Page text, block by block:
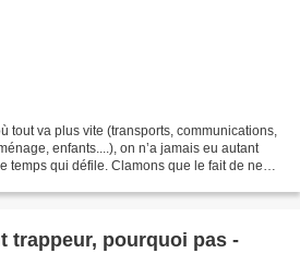
tout va plus vite (transports, communications,
enfants....), on n’a jamais eu autant
temps qui défile. Clamons que le fait de ne
trappeur, pourquoi pas -